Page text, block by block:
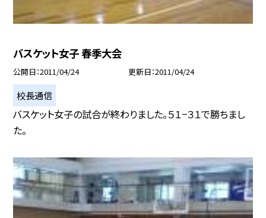
バスケット女子 春季大会
公開日 2011/04/24 更新日 2011/04/24
校長通信
バスケット女子の試合が終わりました。５１−３１で勝ちまし
た。